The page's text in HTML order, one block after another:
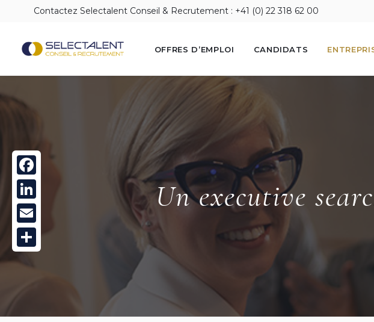
Contactez Selectalent Conseil & Recrutement : +41 (0) 22 318 62 00
OFFRES D’EMPLOI CANDIDATS
Un executive
Facebook
LinkedIn
Email